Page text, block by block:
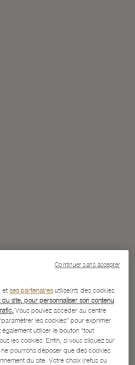
etses partenairesutilise(nt) des cookies
du site, pour personnaliser son contenu
Vous pouvez accéder au centre
les cookies” pour exprimer
utiliser le bouton "tout
les cookies. Enfin, si vous cliquez sur
pourrons déposer que des cookies
du site. Votre choix (refus ou
Continuer sans accepter